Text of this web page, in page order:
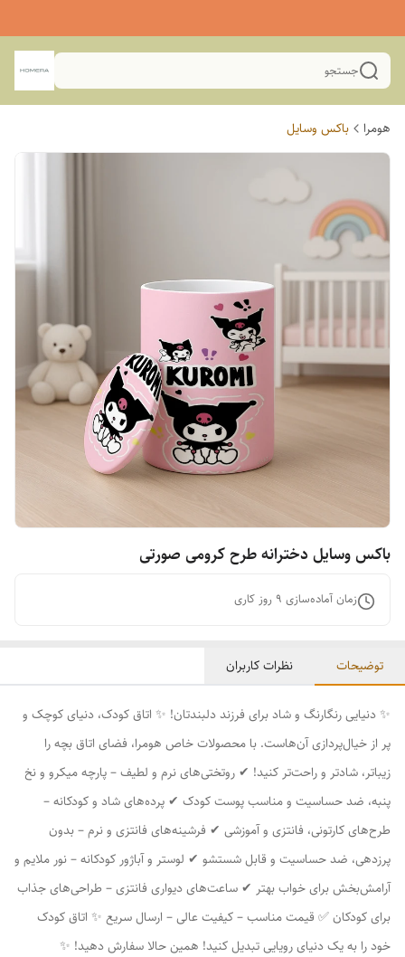
جستجو
هومرا باکس وسایل
باکس وسایل دخترانه طرح کرومی صورتی
زمان آماده‌سازی 9 روز کاری
توضیحات نظرات کاربران
✨ دنیایی رنگارنگ و شاد برای فرزند دلبندتان! ✨ اتاق کودک، دنیای کوچک و
پر از خیال‌پردازی آن‌هاست. با محصولات خاص هومرا، فضای اتاق بچه را
زیباتر، شادتر و راحت‌تر کنید! ✔ روتختی‌های نرم و لطیف – پارچه میکرو و نخ
پنبه، ضد حساسیت و مناسب پوست کودک ✔ پرده‌های شاد و کودکانه –
طرح‌های کارتونی، فانتزی و آموزشی ✔ فرشینه‌های فانتزی و نرم – بدون
پرزدهی، ضد حساسیت و قابل شستشو ✔ لوستر و آباژور کودکانه – نور ملایم و
آرامش‌بخش برای خواب بهتر ✔ ساعت‌های دیواری فانتزی – طراحی‌های جذاب
برای کودکان ✅ قیمت مناسب – کیفیت عالی – ارسال سریع ✨ اتاق کودک
خود را به یک دنیای رویایی تبدیل کنید! همین حالا سفارش دهید! ✨